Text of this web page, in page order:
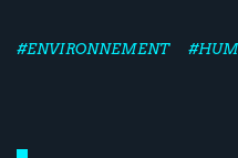
#ENVIRONNEMENT